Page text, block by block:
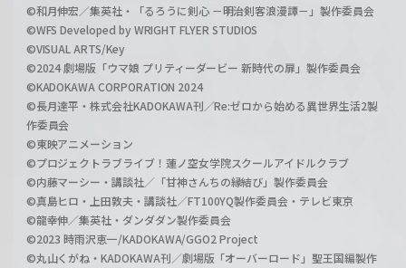
©和月伸宏／集英社・「るろうに剣心 －明治剣客浪漫譚－」製作委員会
©WFS Developed by WRIGHT FLYER STUDIOS
©VISUAL ARTS/Key
©2024 劇場版「ウマ娘 プリティーダービー 新時代の扉」製作委員会
©KADOKAWA CORPORATION 2024
©長月達平・株式会社KADOKAWA刊／Re:ゼロから始める異世界生活2製
作委員会
©東映アニメーション
©プロジェクトラブライブ！蓮ノ空女学院スクールアイドルクラブ
©内藤マーシー・講談社／「甘神さんちの縁結び」製作委員会
©真島ヒロ・上田敦夫・講談社／FT100YQ製作委員会・テレビ東京
©龍幸伸／集英社・ダンダダン製作委員会
©2023 時雨沢恵一/KADOKAWA/GGO2 Project
©丸山くがね・KADOKAWA刊／劇場版「オーバーロード」聖王国編製作